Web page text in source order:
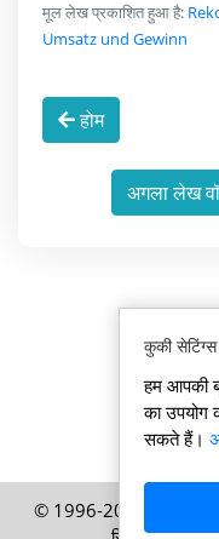
मूल लेख प्रकाशित हुआ है:
Umsatz und Gewinn
होम
अगला लेख
© 1996-2026
कुकी सेटिंग्स
हम आपकी
का उपयोग
सकते हैं।